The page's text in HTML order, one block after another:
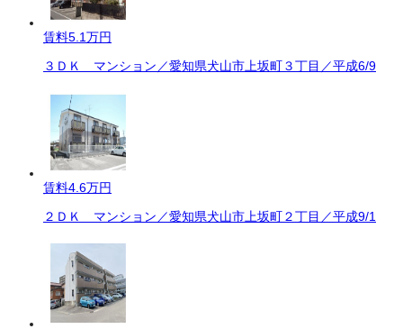
賃料5.1万円
３ＤＫ マンション／愛知県犬山市上坂町３丁目／平成6/9
賃料4.6万円
２ＤＫ マンション／愛知県犬山市上坂町２丁目／平成9/1